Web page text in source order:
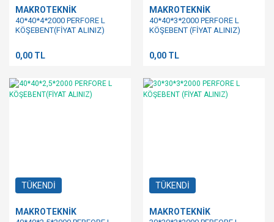
MAKROTEKNİK
40*40*4*2000 PERFORE L
KÖŞEBENT(FİYAT ALINIZ)
0,00 TL
MAKROTEKNİK
40*40*3*2000 PERFORE L
KÖŞEBENT (FİYAT ALINIZ)
0,00 TL
TÜKENDİ
MAKROTEKNİK
TÜKENDİ
MAKROTEKNİK